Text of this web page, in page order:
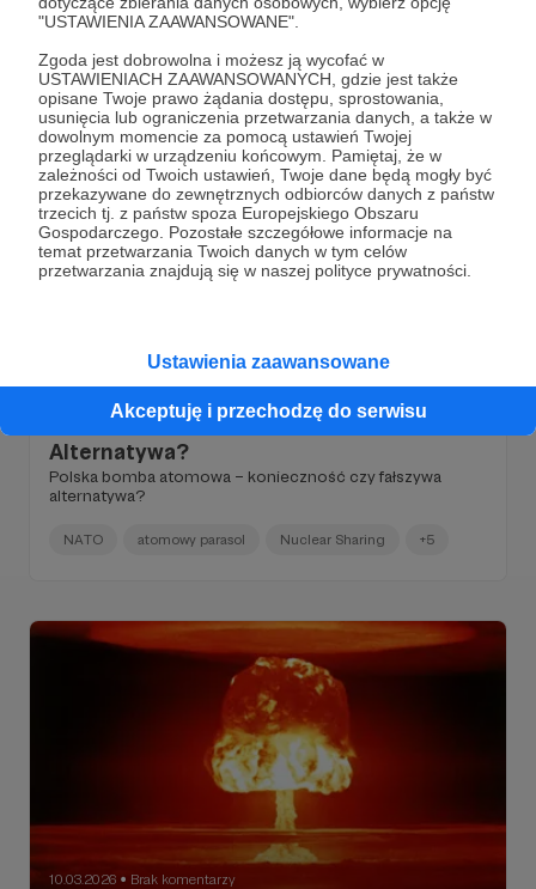
"USTAWIENIA ZAAWANSOWANE".
Zgoda jest dobrowolna i możesz ją wycofać w
USTAWIENIACH ZAAWANSOWANYCH, gdzie jest także
opisane Twoje prawo żądania dostępu, sprostowania,
usunięcia lub ograniczenia przetwarzania danych, a także w
dowolnym momencie za pomocą ustawień Twojej
przeglądarki w urządzeniu końcowym. Pamiętaj, że w
zależności od Twoich ustawień, Twoje dane będą mogły być
przekazywane do zewnętrznych odbiorców danych z państw
trzecich tj. z państw spoza Europejskiego Obszaru
Gospodarczego. Pozostałe szczegółowe informacje na
temat przetwarzania Twoich danych w tym celów
przetwarzania znajdują się w naszej polityce prywatności.
Ustawienia zaawansowane
Akceptuję i przechodzę do serwisu
International Peace Research Institute (SIPRI). Najszybciej
zbroją się dziś Europa i Azja, a jednym z liderów wzrostu
pozostaje Polska.
SIPRI NATO Chiny +5
Alternatywa?
Polska bomba atomowa – konieczność czy fałszywa
alternatywa?
NATO atomowy parasol Nuclear Sharing +5
10.03.2026 ● Brak komentarzy